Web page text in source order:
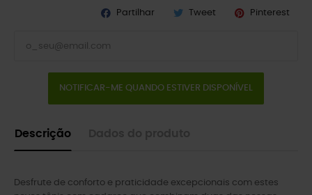
Partilhar Tweet Pinterest
NOTIFICAR-ME QUANDO ESTIVER DISPONÍVEL
Descrição
Desfrute de conforto e praticidade excepcionais com estes